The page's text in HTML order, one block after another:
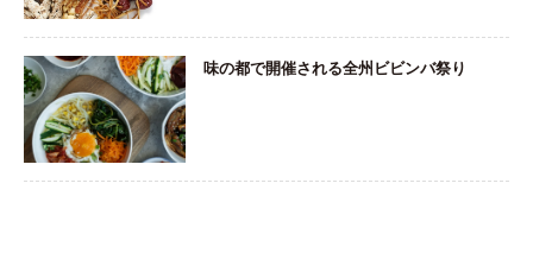
味の都で開催される全州ビビンバ祭り